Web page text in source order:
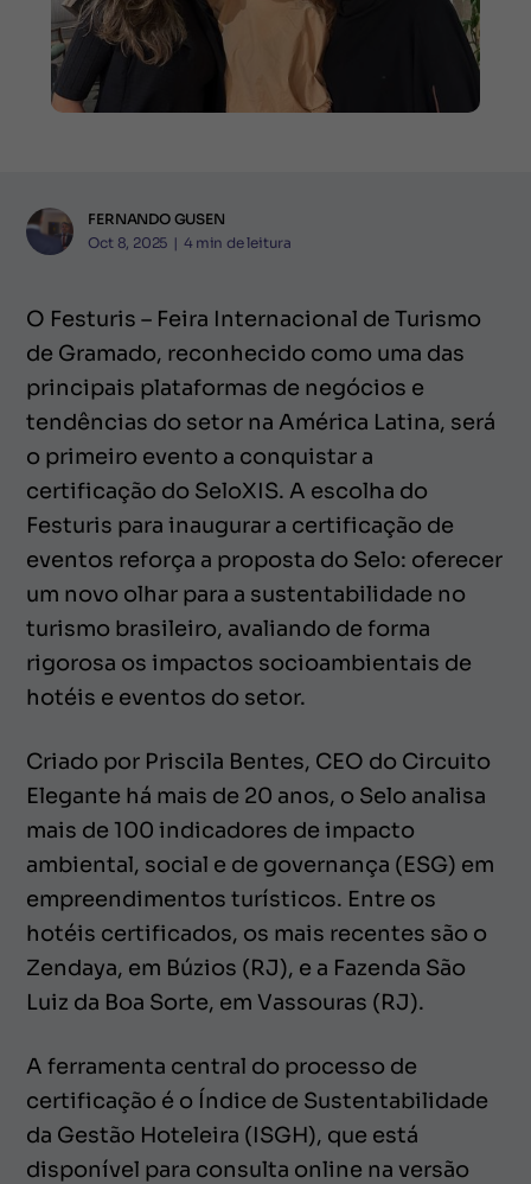
FERNANDO GUSEN
Oct 8, 2025 | 4 min de leitura
O Festuris – Feira Internacional de Turismo
de Gramado, reconhecido como uma das
principais plataformas de negócios e
tendências do setor na América Latina, será
o primeiro evento a conquistar a
certificação do SeloXIS. A escolha do
Festuris para inaugurar a certificação de
eventos reforça a proposta do Selo: oferecer
um novo olhar para a sustentabilidade no
turismo brasileiro, avaliando de forma
rigorosa os impactos socioambientais de
hotéis e eventos do setor.
Criado por Priscila Bentes, CEO do Circuito
Elegante há mais de 20 anos, o Selo analisa
mais de 100 indicadores de impacto
ambiental, social e de governança (ESG) em
empreendimentos turísticos. Entre os
hotéis certificados, os mais recentes são o
Zendaya, em Búzios (RJ), e a Fazenda São
Luiz da Boa Sorte, em Vassouras (RJ).
A ferramenta central do processo de
certificação é o Índice de Sustentabilidade
da Gestão Hoteleira (ISGH), que está
disponível para consulta online na versão